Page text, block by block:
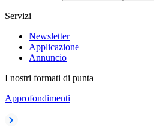
Servizi
Newsletter
Applicazione
Annuncio
I nostri formati di punta
Approfondimenti